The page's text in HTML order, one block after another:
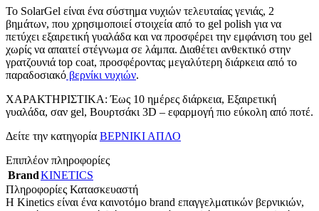
Το SolarGel είναι ένα σύστημα νυχιών τελευταίας γενιάς, 2
βημάτων, που χρησιμοποιεί στοιχεία από το gel polish για να
πετύχει εξαιρετική γυαλάδα και να προσφέρει την εμφάνιση του gel
χωρίς να απαιτεί στέγνωμα σε λάμπα. Διαθέτει ανθεκτικό στην
γρατζουνιά top coat, προσφέροντας μεγαλύτερη διάρκεια από το
παραδοσιακό βερνίκι νυχιών.
ΧΑΡΑΚΤΗΡΙΣΤΙΚΑ: Έως 10 ημέρες διάρκεια, Εξαιρετική
γυαλάδα, σαν gel, Βουρτσάκι 3D – εφαρμογή πιο εύκολη από ποτέ.
Δείτε την κατηγορία ΒΕΡΝΙΚΙ ΑΠΛΟ
Επιπλέον πληροφορίες
BrandKINETICS
Πληροφορίες Κατασκευαστή
Η Kinetics είναι ένα καινοτόμο brand επαγγελματικών βερνικιών,